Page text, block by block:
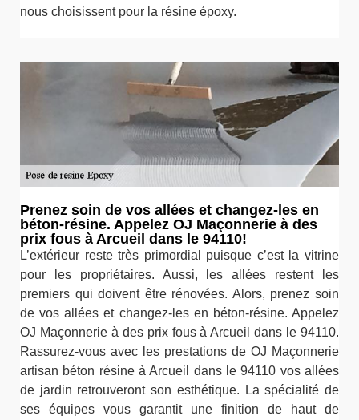
nous choisissent pour la résine époxy.
Prenez soin de vos allées et changez-les en
béton-résine. Appelez OJ Maçonnerie à des
prix fous à Arcueil dans le 94110!
L’extérieur reste très primordial puisque c’est la vitrine
pour les propriétaires. Aussi, les allées restent les
premiers qui doivent être rénovées. Alors, prenez soin
de vos allées et changez-les en béton-résine. Appelez
OJ Maçonnerie à des prix fous à Arcueil dans le 94110.
Rassurez-vous avec les prestations de OJ Maçonnerie
artisan béton résine à Arcueil dans le 94110 vos allées
de jardin retrouveront son esthétique. La spécialité de
ses équipes vous garantit une finition de haut de